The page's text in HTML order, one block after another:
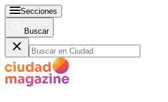
Secciones
Buscar